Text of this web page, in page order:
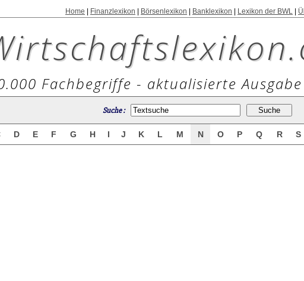
Home Finanzlexikon Börsenlexikon Banklexikon Lexikon der BWL
Fachbegriffe - aktualisierte
Suche :
D E F G H I J K L M N O P Q R S